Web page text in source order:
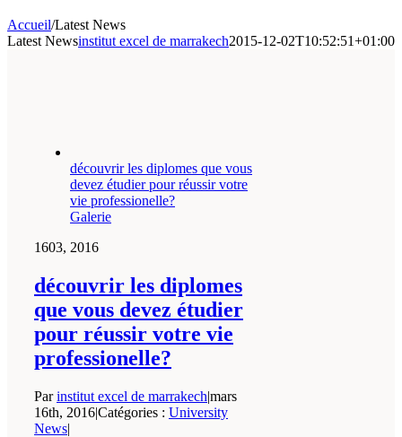
Accueil/Latest News
Latest Newsinstitut excel de marrakech2015-12-02T10:52:51+01:00
découvrir les diplomes que vous
devez étudier pour réussir votre
vie professionelle?
Galerie
1603, 2016
découvrir les diplomes
que vous devez étudier
pour réussir votre vie
professionelle?
Parinstitut excel de marrakech|mars
16th, 2016|Catégories : University
News|